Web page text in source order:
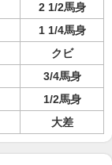
2 1/2馬身
1 1/4馬身
クビ
3/4馬身
1/2馬身
大差